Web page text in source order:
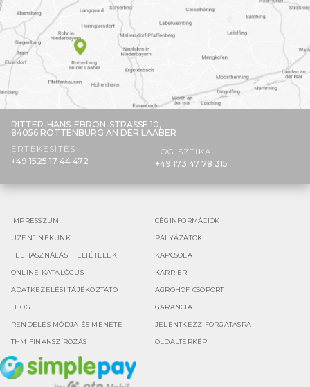
RITTER-HANS-EBRON-STRASSE 10,
84056 ROTTENBURG AN DER LAABER
ÉRTÉKESÍTÉS
+49 1525 17 44 472
LOGISZTIKA
+49 173 47 78 315
IMPRESSZUM CÉGINFORMÁCIÓK
ÜZENJ NEKÜNK PÁLYÁZATOK
FELHASZNÁLÁSI FELTÉTELEK KAPCSOLAT
ONLINE KATALÓGUS KARRIER
ADATKEZELÉSI TÁJÉKOZTATÓ AGROHOF CSOPORT
BLOG GARANCIA
RENDELÉS MÓDJA ÉS MENETE JELENTKEZZ FORGATÁSRA
THM FINANSZÍROZÁS OLDALTÉRKÉP